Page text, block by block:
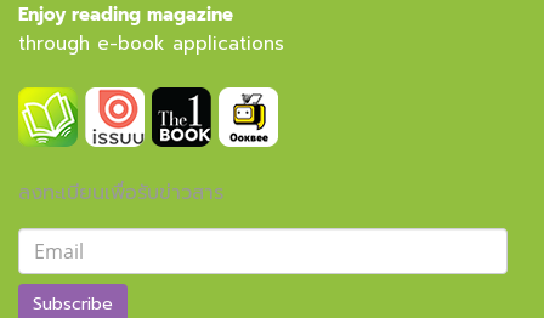
Enjoy reading magazine
through e-book applications
ลงทะเบียนเพื่อรับข่าวสาร
Subscribe